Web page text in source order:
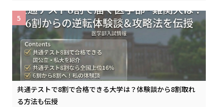
共通テストで8割で合格できる大学は？体験談から8割取れ
る方法も伝授
5